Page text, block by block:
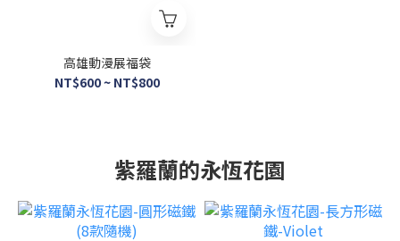
高雄動漫展福袋
NT$600 ~ NT$800
紫羅蘭的永恆花園